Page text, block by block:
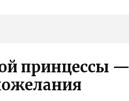
принцессы —